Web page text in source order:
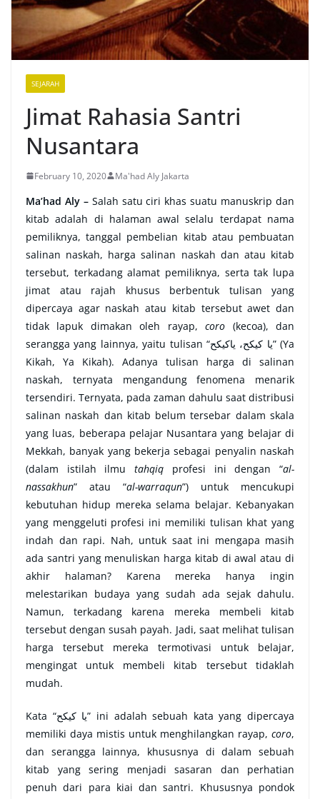
SEJARAH
Jimat Rahasia Santri
Nusantara
February 10, 2020 Ma'had Aly Jakarta
Ma’had Aly – Salah satu ciri khas suatu manuskrip dan
kitab adalah di halaman awal selalu terdapat nama
pemiliknya, tanggal pembelian kitab atau pembuatan
salinan naskah, harga salinan naskah dan atau kitab
tersebut, terkadang alamat pemiliknya, serta tak lupa
jimat atau rajah khusus berbentuk tulisan yang
dipercaya agar naskah atau kitab tersebut awet dan
tidak lapuk dimakan oleh rayap,coro (kecoa), dan
serangga yang lainnya, yaitu tulisan “يا كيكح، ياكيكح” (Ya
Kikah, Ya Kikah). Adanya tulisan harga di salinan
naskah, ternyata mengandung fenomena menarik
tersendiri. Ternyata, pada zaman dahulu saat distribusi
salinan naskah dan kitab belum tersebar dalam skala
yang luas, beberapa pelajar Nusantara yang belajar di
Mekkah, banyak yang bekerja sebagai penyalin naskah
(dalam istilah ilmutahqiq profesi ini dengan “al-
nassakhun” atau “al-warraqun”) untuk mencukupi
kebutuhan hidup mereka selama belajar. Kebanyakan
yang menggeluti profesi ini memiliki tulisan khat yang
indah dan rapi. Nah, untuk saat ini mengapa masih
ada santri yang menuliskan harga kitab di awal atau di
akhir halaman? Karena mereka hanya ingin
melestarikan budaya yang sudah ada sejak dahulu.
Namun, terkadang karena mereka membeli kitab
tersebut dengan susah payah. Jadi, saat melihat tulisan
harga tersebut mereka termotivasi untuk belajar,
mengingat untuk membeli kitab tersebut tidaklah
mudah.
Kata “يا كيكح” ini adalah sebuah kata yang dipercaya
memiliki daya mistis untuk menghilangkan rayap, coro,
dan serangga lainnya, khususnya di dalam sebuah
kitab yang sering menjadi sasaran dan perhatian
penuh dari para kiai dan santri. Khususnya pondok